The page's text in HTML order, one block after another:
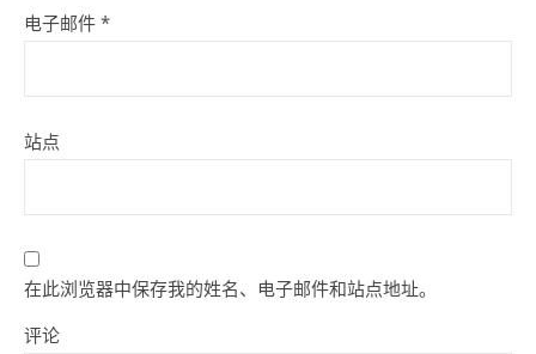
电子邮件 *
站点
在此浏览器中保存我的姓名、电子邮件和站点地址。
评论